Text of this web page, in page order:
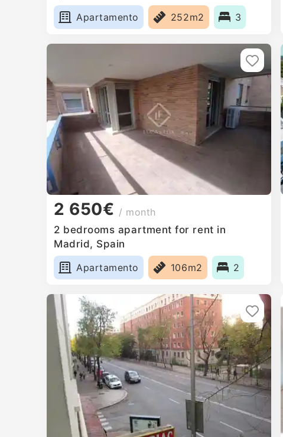
Apartamento
252m2 3
2 650€ / month
2 bedrooms apartment for rent in
Madrid, Spain
Apartamento
106m2 2